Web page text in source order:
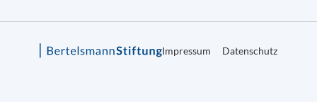
Impressum Datenschutz